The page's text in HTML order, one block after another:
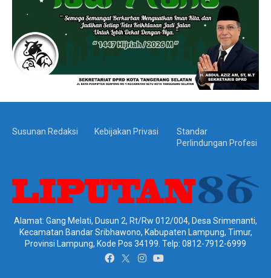
Susunan Redaksi Kebijakan Privasi
Standar
Perlindungan Profesi
Alamat: Gang Melati, Dusun 2, Rt/Rw 012/004, Desa Srimenanti,
Kecamatan Bandar Sribhawono, Kabupaten Lampung, Timur,
Provinsi Lampung, Kode Pos 34199. Telp: 0812-7912-6999